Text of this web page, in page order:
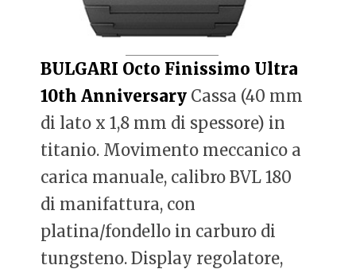
BULGARI Octo Finissimo Ultra
10th Anniversary Cassa (40 mm
di lato x 1,8 mm di spessore) in
titanio. Movimento meccanico a
carica manuale, calibro BVL 180
di manifattura, con
platina/fondello in carburo di
tungsteno. Display regolatore,